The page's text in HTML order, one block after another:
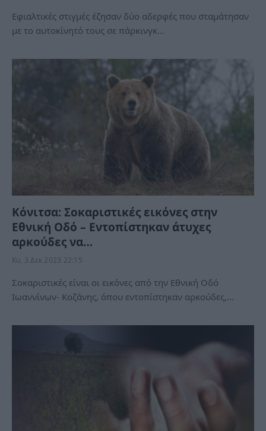
Εφιαλτικές στιγμές έζησαν δύο αδερφές που σταμάτησαν
με το αυτοκίνητό τους σε πάρκινγκ…
Κόνιτσα: Σοκαριστικές εικόνες στην
Εθνική Οδό – Εντοπίστηκαν άτυχες
αρκούδες να…
Κυ, 3 Δεκ 2023 22:15
Σοκαριστικές είναι οι εικόνες από την Εθνική Οδό
Ιωαννίνων- Κοζάνης, όπου εντοπίστηκαν αρκούδες,…